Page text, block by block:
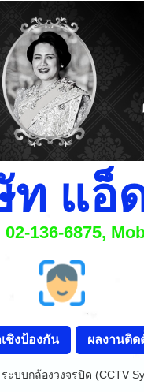
ท แอ็
02-136-6875,
ชิงป้องกัน ผลงานติด
ระบบกล้องวงจรปิด (CCTV